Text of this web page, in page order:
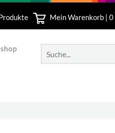
Mein Warenkorb | 0